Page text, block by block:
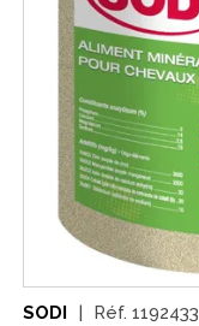
SODI Réf. 1192433